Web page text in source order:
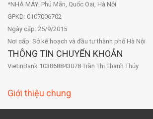
*NHÀ MÁY: Phú Mãn, Quốc Oai, Hà Nội
GPKD: 0107006702
Ngày cấp: 25/9/2015
Nơi cấp: Sở kế hoạch và đầu tư thành phố Hà Nội
THÔNG TIN CHUYỂN KHOẢN
VietinBank 103868843078 Trần Thị Thanh Thủy
Giới thiệu chung